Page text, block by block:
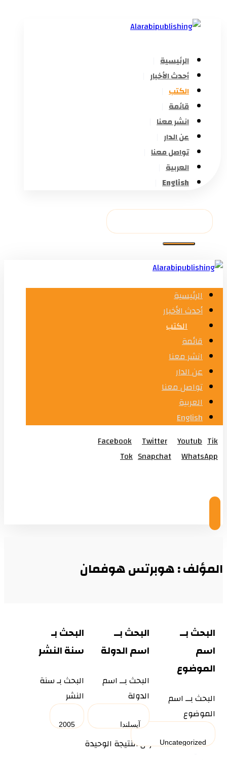
الرئيسية
أحدث الأخبار
الكتب
قائمة
انشر معنا
عن الدار
تواصل معنا
العربية
English
الرئيسية
أحدث الأخبار
الكتب
قائمة
انشر معنا
عن الدار
تواصل معنا
العربية
English
Facebook
Twitter Youtub Tik
Tok Snapchat
WhatsApp
المؤلف : هوبرتس هوفمان
البحث بــ
اسم
الموضوع
البحث بــ اسم
الموضوع
البحث بــ
اسم الدولة
البحث بــ اسم
الدولة
البحث بـ
سنة النشر
البحث بـ سنة
النشر
عرض النتيجة الوحيدة